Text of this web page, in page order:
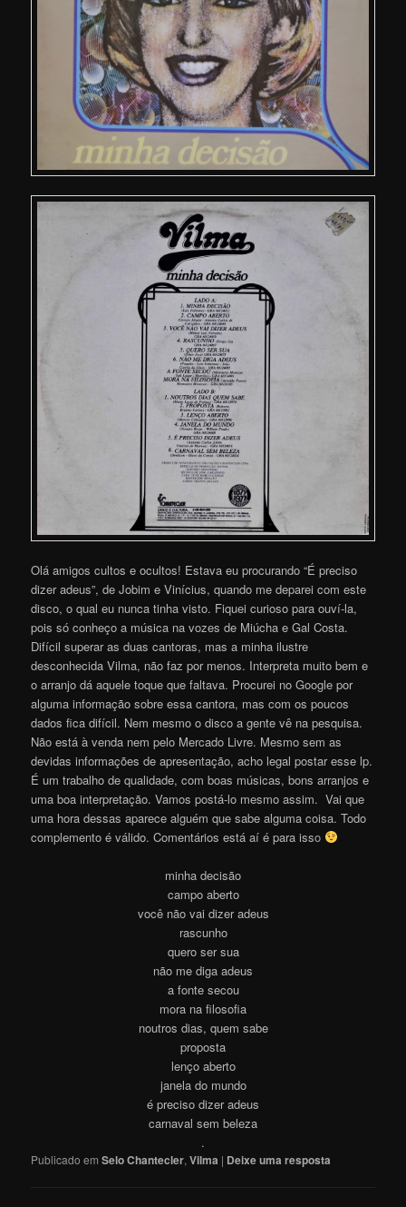
Olá amigos cultos e ocultos! Estava eu procurando “É preciso
dizer adeus”, de Jobim e Vinícius, quando me deparei com este
disco, o qual eu nunca tinha visto. Fiquei curioso para ouví-la,
pois só conheço a música na vozes de Miúcha e Gal Costa.
Difícil superar as duas cantoras, mas a minha ilustre
desconhecida Vilma, não faz por menos. Interpreta muito bem e
o arranjo dá aquele toque que faltava. Procurei no Google por
alguma informação sobre essa cantora, mas com os poucos
dados fica difícil. Nem mesmo o disco a gente vê na pesquisa.
Não está à venda nem pelo Mercado Livre. Mesmo sem as
devidas informações de apresentação, acho legal postar esse lp.
É um trabalho de qualidade, com boas músicas, bons arranjos e
uma boa interpretação. Vamos postá-lo mesmo assim. Vai que
uma hora dessas aparece alguém que sabe alguma coisa. Todo
complemento é válido. Comentários está aí é para isso
minha decisão
campo aberto
você não vai dizer adeus
rascunho
quero ser sua
não me diga adeus
a fonte secou
mora na filosofia
noutros dias, quem sabe
proposta
lenço aberto
janela do mundo
é preciso dizer adeus
carnaval sem beleza
.
Publicado em Selo Chantecler,Vilma | Deixe uma resposta